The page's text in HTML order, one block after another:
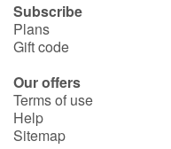
Subscribe
Plans
Gift code
Our offers
Terms of use
Help
Sitemap